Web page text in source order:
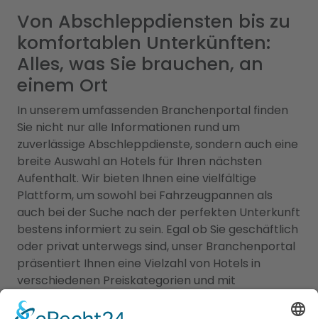
Von Abschleppdiensten bis zu
komfortablen Unterkünften:
Alles, was Sie brauchen, an
einem Ort
In unserem umfassenden Branchenportal finden
Sie nicht nur alle Informationen rund um
zuverlässige Abschleppdienste, sondern auch eine
breite Auswahl an Hotels für Ihren nächsten
Aufenthalt. Wir bieten Ihnen eine vielfältige
Plattform, um sowohl bei Fahrzeugpannen als
auch bei der Suche nach der perfekten Unterkunft
bestens informiert zu sein. Egal ob Sie geschäftlich
oder privat unterwegs sind, unser Branchenportal
präsentiert Ihnen eine Vielzahl von Hotels in
verschiedenen Preiskategorien und mit
unterschiedlichen Ausstattungen. Erfahren Sie
mehr über Lage, Zimmeroptionen,